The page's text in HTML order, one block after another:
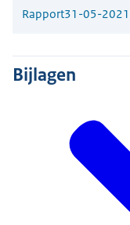
Rapport31-05-2021
Bijlagen